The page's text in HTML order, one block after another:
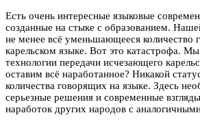
Есть очень интересные языковые
созданные на стыке с образованием.
не менее всё уменьшающееся количество
карельском языке. Вот это катастрофа.
технологии передачи исчезающего
оставим всё наработанное? Никакой
количества говорящих на языке. Здесь
серьезные решения и современные
наработок других народов с